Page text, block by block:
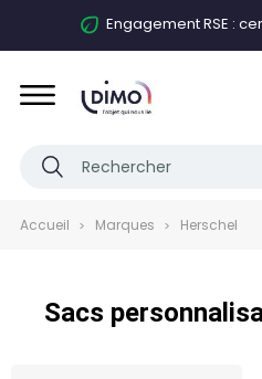
Engagement RSE :
Accueil Marques Herschel
Sacs